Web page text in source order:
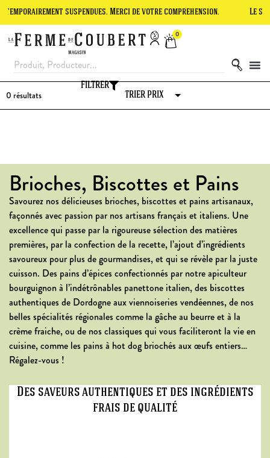
suspendues. Merci de votre compréhension. Le site est en
0
Des saveurs authentiques et des ingrédients
frais de qualité
Brioches, Biscottes et Pains
Savourez nos délicieuses brioches, biscottes et pains artisanaux,
façonnés avec passion par nos artisans français et italiens. Une
excellence qui passe par la rigoureuse sélection des matières
premières, par la confection de la recette, l’ajout d’ingrédients
savoureux pour plus de gourmandises, et qui se révèle par la juste
cuisson. Des pains d’épices confectionnés par notre apiculteur
bourguignon à l’indétrônables panettone italien, des biscottes
authentiques de Dordogne aux viennoiseries vendéennes, de nos
belles spécialités régionales comme la gâche au beurre et à la
crème fraiche, ou de nos classiques qui vous faciliteront la vie en
cuisine, comme les pains à hot dog briochés aux œufs entiers…
Régalez-vous !
0 résultats
FILTRER